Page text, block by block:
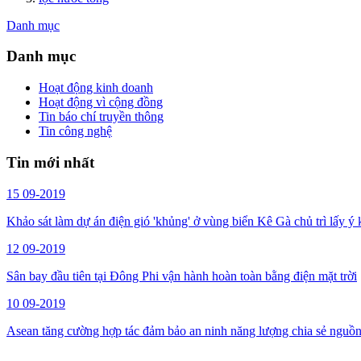
Danh mục
Danh mục
Hoạt động kinh doanh
Hoạt động vì cộng đồng
Tin báo chí truyền thông
Tin công nghệ
Tin mới nhất
15 09-2019
Khảo sát làm dự án điện gió 'khủng' ở vùng biển Kê Gà chủ trì lấy ý
12 09-2019
Sân bay đầu tiên tại Đông Phi vận hành hoàn toàn bằng điện mặt trời
10 09-2019
Asean tăng cường hợp tác đảm bảo an ninh năng lượng chia sẻ